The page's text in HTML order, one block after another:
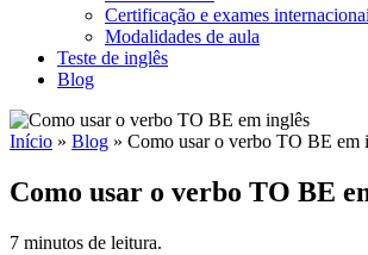
Certificação e exames
Modalidades de aula
Teste de inglês
Blog
Início » Blog » Como usar o verbo TO BE em
Como usar o verbo TO BE
7 minutos de leitura.